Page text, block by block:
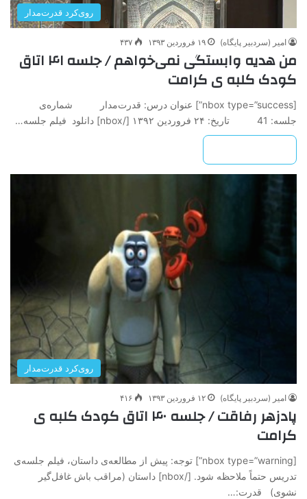
روی‌کرد قدرت‌مدار
امیر (سردبیر پایگاه) ۱۹ فروردین ۱۳۹۳ ۴۳۷
من هدیه وابستگی نمی‌خواهم / جلسه ۴۱ اتاق
کودک کلبه ی کرامت
[nbox type=”success”] عنوان درس: قدرت‌مدار شماره‌ی
جلسه: 41 تاريخ: ۲۴ فروردين ۱۳۹۲ ‌[/nbox] دانلود فیلم جلسه…
روی‌کرد قدرت‌مدار
امیر (سردبیر پایگاه) ۱۲ فروردین ۱۳۹۳ ۴۱۶
پادزهر رفاقت / جلسه ۴۰ اتاق کودک کلبه ی
کرامت
[nbox type=”warning”] ‌‌‌توجه: پیش از مطالعه‌ی داستان، فیلم جلسه‌ی
تدریس حتماً ملاحظه شود. [/nbox] داستان (مراقب باش غافل‌گیر
نشوی) قدرت:…